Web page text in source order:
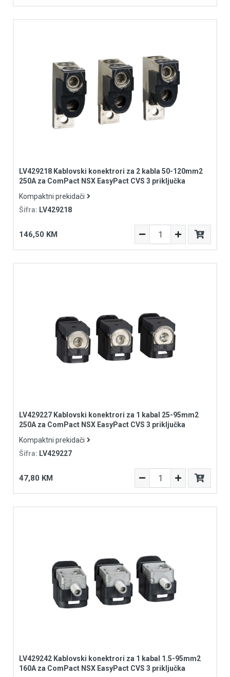
LV429218 Kablovski konektrori za 2 kabla 50-120mm2
250A za ComPact NSX EasyPact CVS 3 priključka
Kompaktni prekidači
Šifra: LV429218
146,50 KM
LV429227 Kablovski konektrori za 1 kabal 25-95mm2
250A za ComPact NSX EasyPact CVS 3 priključka
Kompaktni prekidači
Šifra: LV429227
47,80 KM
LV429242 Kablovski konektrori za 1 kabal 1.5-95mm2
160A za ComPact NSX EasyPact CVS 3 priključka